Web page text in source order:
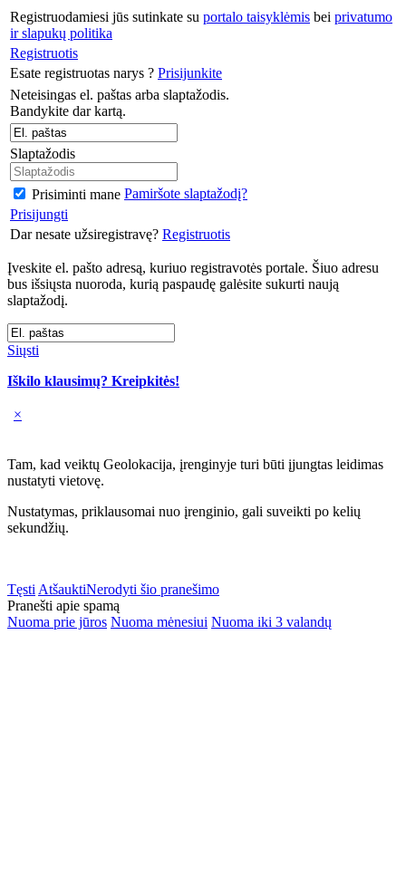
Registruodamiesi jūs sutinkate su portalo taisyklėmis bei privatumo
ir slapukų politika
Registruotis
Esate registruotas narys ? Prisijunkite
Neteisingas el. paštas arba slaptažodis.
Bandykite dar kartą.
Slaptažodis
Prisiminti mane Pamiršote slaptažodį?
Prisijungti
Dar nesate užsiregistravę? Registruotis
Įveskite el. pašto adresą, kuriuo registravotės portale. Šiuo adresu
bus išsiųsta nuoroda, kurią paspaudę galėsite sukurti naują
slaptažodį.
Siųsti
Iškilo klausimų? Kreipkitės!
×
Tam, kad veiktų Geolokacija, įrenginyje turi būti įjungtas leidimas
nustatyti vietovę.
Nustatymas, priklausomai nuo įrenginio, gali suveikti po kelių
sekundžių.
Tęsti AtšauktiNerodyti šio pranešimo
Pranešti apie spamą
Nuoma prie jūros Nuoma mėnesiui Nuoma iki 3 valandų